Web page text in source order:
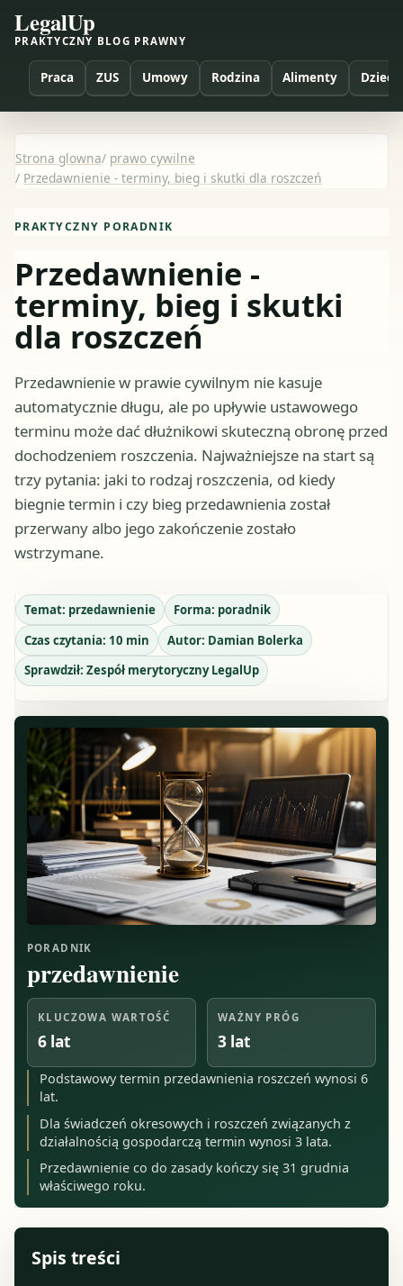
LegalUp
PRAKTYCZNY BLOG PRAWNY
Praca ZUS Umowy Rodzina Alimenty Dzieci
Strona glowna/ prawo cywilne
/ Przedawnienie - terminy, bieg i skutki dla roszczeń
PRAKTYCZNY PORADNIK
Przedawnienie -
terminy, bieg i skutki
dla roszczeń
Przedawnienie w prawie cywilnym nie kasuje
automatycznie długu, ale po upływie ustawowego
terminu może dać dłużnikowi skuteczną obronę przed
dochodzeniem roszczenia. Najważniejsze na start są
trzy pytania: jaki to rodzaj roszczenia, od kiedy
biegnie termin i czy bieg przedawnienia został
przerwany albo jego zakończenie zostało
wstrzymane.
Temat: przedawnienie Forma: poradnik
Czas czytania: 10 min Autor: Damian Bolerka
Sprawdził: Zespół merytoryczny LegalUp
PORADNIK
przedawnienie
KLUCZOWA WARTOŚĆ
6 lat
WAŻNY PRÓG
3 lat
Podstawowy termin przedawnienia roszczeń wynosi 6
lat.
Dla świadczeń okresowych i roszczeń związanych z
działalnością gospodarczą termin wynosi 3 lata.
Przedawnienie co do zasady kończy się 31 grudnia
właściwego roku.
Spis treści